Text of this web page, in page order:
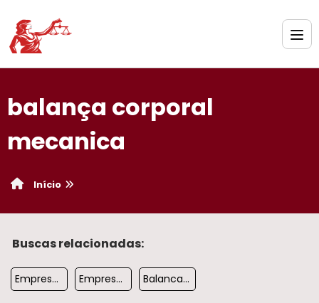
balança corporal
mecanica​
Início
Buscas relacionadas:
Empresa De Balanca Digital Em Sp Empresa De Manutencao Em Balancas Industriais Em Sp Balanca 2000kg